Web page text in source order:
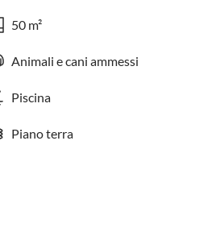
50 m²
Animali e cani ammessi
Piscina
Piano terra